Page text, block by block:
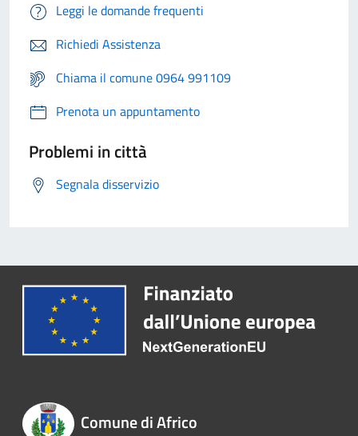
Leggi le domande frequenti
Richiedi Assistenza
Chiama il comune 0964 991109
Prenota un appuntamento
Problemi in città
Segnala disservizio
Comune di Africo